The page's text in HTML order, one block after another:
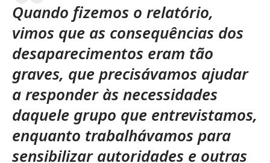
Quando fizemos o relatório,
vimos que as consequências dos
desaparecimentos eram tão
graves, que precisávamos ajudar
a responder às necessidades
daquele grupo que entrevistamos,
enquanto trabalhávamos para
sensibilizar autoridades e outras